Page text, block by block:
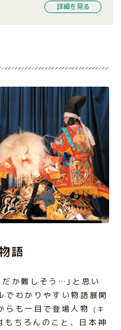
詳細を見る
語
か難しそう…｣と思い
でわかりやすい物語展開
らも一目で登場人物
(キ
もちろんのこと、日本神